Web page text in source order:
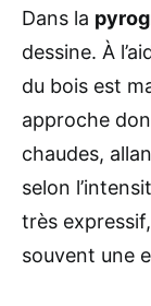
Dans la
dessine. À
du bois est
approche
chaudes,
selon
très
souvent une